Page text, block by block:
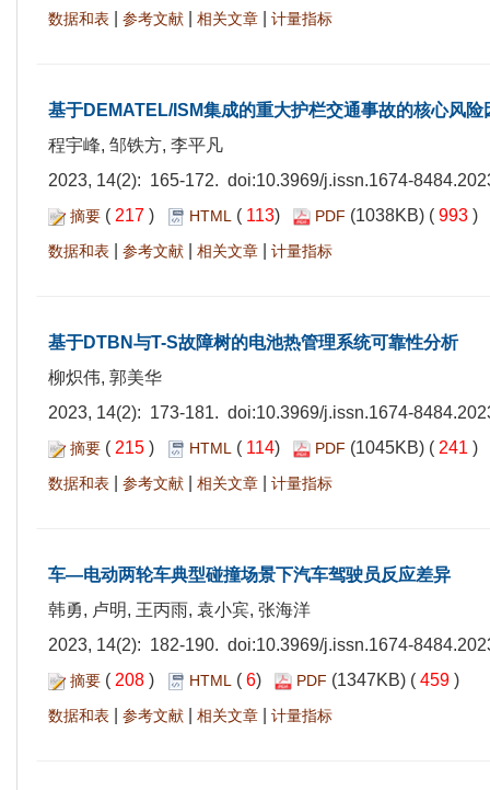
数据和表 参考文献 相关文章 计量指标
基于DEMATEL/ISM集成的重大护栏交通事故的核心风险
程宇峰, 邹铁方, 李平凡
2023, 14(2): 165-172. doi:10.3969/j.issn.1674-
摘要 ( 217 ) HTML ( 113) PDF (1038KB) ( 993 )
数据和表 参考文献 相关文章 计量指标
基于DTBN与T-S故障树的电池热管理系统可靠性分析
柳炽伟, 郭美华
2023, 14(2): 173-181. doi:10.3969/j.issn.1674-
摘要 ( 215 ) HTML ( 114) PDF (1045KB) ( 241 )
数据和表 参考文献 相关文章 计量指标
车—电动两轮车典型碰撞场景下汽车驾驶员反应差异
韩勇, 卢明, 王丙雨, 袁小宾, 张海洋
2023, 14(2): 182-190. doi:10.3969/j.issn.1674-
摘要 ( 208 ) HTML ( 6) PDF (1347KB) ( 459 )
数据和表 参考文献 相关文章 计量指标